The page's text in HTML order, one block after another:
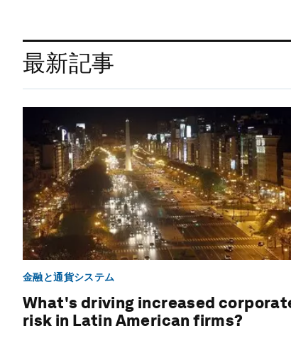
最新記事
金融と通貨システム
What's driving increased
risk in Latin American firms?